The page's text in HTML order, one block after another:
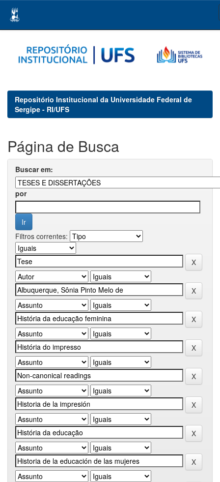
navigation
Repositório Institucional da Universidade Federal de
Sergipe - RI/UFS
Página de Busca
Buscar em:
por
Filtros correntes: